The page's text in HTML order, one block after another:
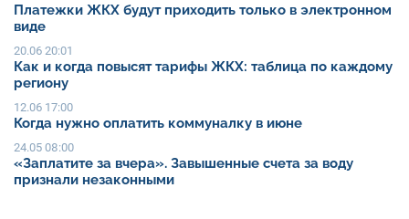
Платежки ЖКХ будут приходить только в электронном
виде
20.06 20:01
Как и когда повысят тарифы ЖКХ: таблица по каждому
региону
12.06 17:00
Когда нужно оплатить коммуналку в июне
24.05 08:00
«Заплатите за вчера». Завышенные счета за воду
признали незаконными